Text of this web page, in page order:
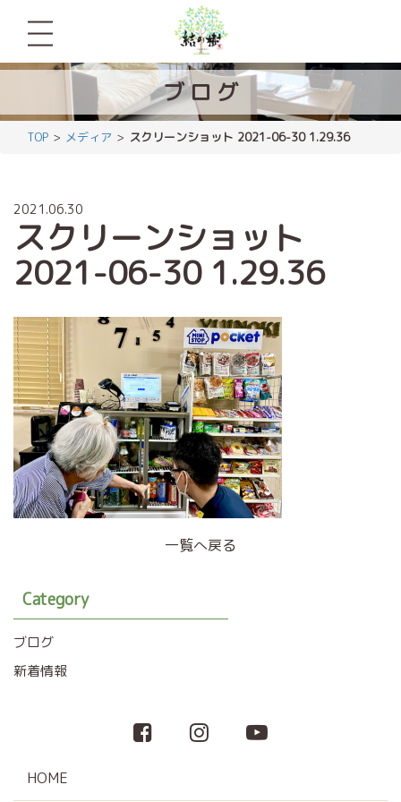
ブロ グ
TOP メディア スクリーンショット 2021-06-30 1.29.36
2021.06.30
スクリーンショット
2021-06-30 1.29.36
一覧へ戻る
Category
ブログ
新着情報
HOME